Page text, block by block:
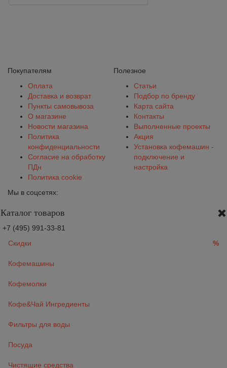
Покупателям
Оплата
Доставка и возврат
Пункты самовывоза
О магазине
Новости магазина
Политика
конфиденциальности
Согласие на обработку
ПДн
Политика cookie
Полезное
Статьи
Подбор по бренду
Карта сайта
Контакты
Выполненные проекты
Акция
Установка кофемашин -
подключение и
настройка
Мы в соцсетях:
Каталог товаров
+7 (495) 991-33-81
Скидки
%
Кофемашины
Кофемолки
Кофе&Чай Ингредиенты
Фильтры для воды
Посуда
Чистящие средства